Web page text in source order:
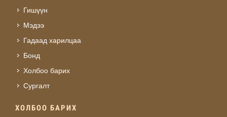
Гишүүн
Мэдээ
Гадаад харилцаа
Бонд
Холбоо барих
Сургалт
ХОЛБОО БАРИХ